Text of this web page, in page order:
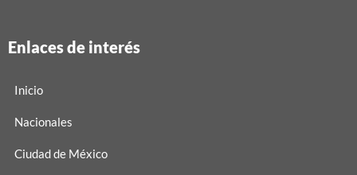
Enlaces de interés
Inicio
Nacionales
Ciudad de México